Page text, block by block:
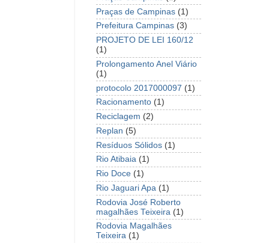
Praças de Campinas (1)
Prefeitura Campinas (3)
PROJETO DE LEI 160/12
(1)
Prolongamento Anel Viário
(1)
protocolo 2017000097 (1)
Racionamento (1)
Reciclagem (2)
Replan (5)
Resíduos Sólidos (1)
Rio Atibaia (1)
Rio Doce (1)
Rio Jaguari Apa (1)
Rodovia José Roberto
magalhães Teixeira (1)
Rodovia Magalhães
Teixeira (1)